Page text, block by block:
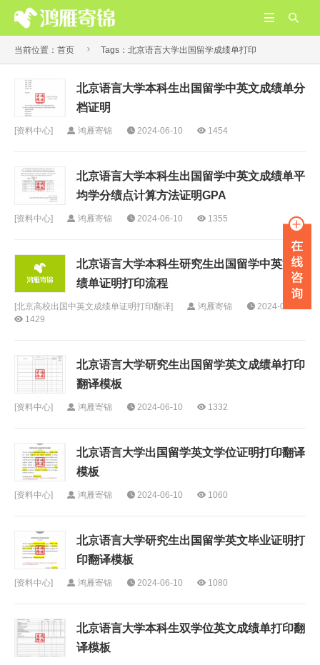


当前位置： 首页  Tags：北京语言大学出国留学成绩单打印
北京语言大学本科生出国留学中英文成绩单分
档证明
[资料中心] 鸿雁寄锦 2024-06-10 1454
北京语言大学本科生出国留学中英文成绩单平
均学分绩点计算方法证明GPA
[资料中心] 鸿雁寄锦 2024-06-10 1355
​北京语言大学本科生研究生出国留学中英文成
绩单证明打印流程
[北京高校出国中英文成绩单证明打印翻译] 鸿雁寄锦
2024-06-10
1429
北京语言大学研究生出国留学英文成绩单打印
翻译模板
[资料中心] 鸿雁寄锦 2024-06-10 1332
北京语言大学出国留学英文学位证明打印翻译
模板
[资料中心] 鸿雁寄锦 2024-06-10 1060
北京语言大学研究生出国留学英文毕业证明打
印翻译模板
[资料中心] 鸿雁寄锦 2024-06-10 1080
北京语言大学本科生双学位英文成绩单打印翻
译模板